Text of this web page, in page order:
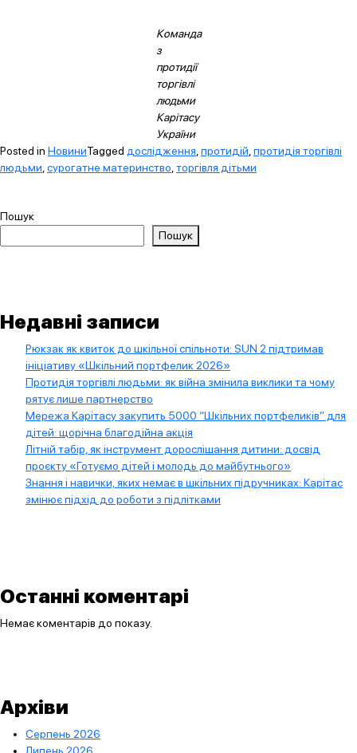
Команда
з
протидії
торгівлі
людьми
Карітасу
України
Posted in НовиниTagged дослідження протидій протидія торгівлі
людьми сурогатне материнство торгівля дітьми
Пошук
Пошук
Недавні записи
Рюкзак як квиток до шкільної спільноти: SUN 2 підтримав
ініціативу «Шкільний портфелик 2026»
Протидія торгівлі людьми: як війна змінила виклики та чому
рятує лише партнерство
Мережа Карітасу закупить 5000 “Шкільних портфеликів” для
дітей: щорічна благодійна акція
Літній табір, як інструмент дорослішання дитини: досвід
проєкту «Готуємо дітей і молодь до майбутнього»
Знання і навички, яких немає в шкільних підручниках: Карітас
змінює підхід до роботи з підлітками
Останні коментарі
Немає коментарів до показу.
Архіви
Серпень 2026